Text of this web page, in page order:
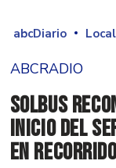
abcDiario
ABCRADIO
SolBus
inicio del
en